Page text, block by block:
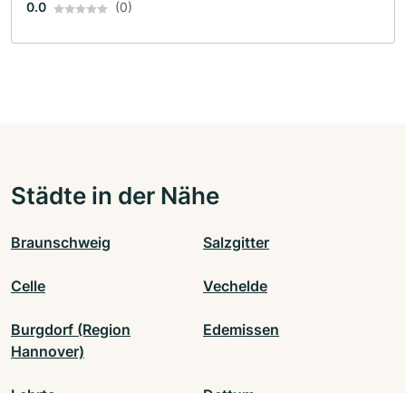
0.0 (0)
Städte in der Nähe
Braunschweig Salzgitter
Celle Vechelde
Burgdorf (Region
Hannover)
Edemissen